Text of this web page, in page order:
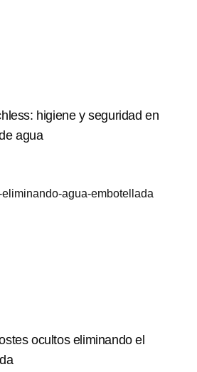
higiene y seguridad en
agua
ocultos eliminando el